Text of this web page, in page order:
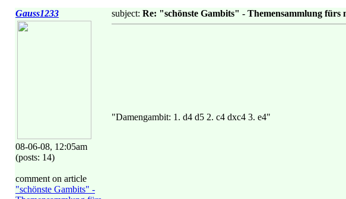
Gauss1233
08-06-08, 12:05am
(posts: 14)
comment on article
"schönste Gambits" -
subject: Re: "schönste Gambits" - Themensammlung fürs
"Damengambit: 1. d4 d5 2. c4 dxc4 3. e4"